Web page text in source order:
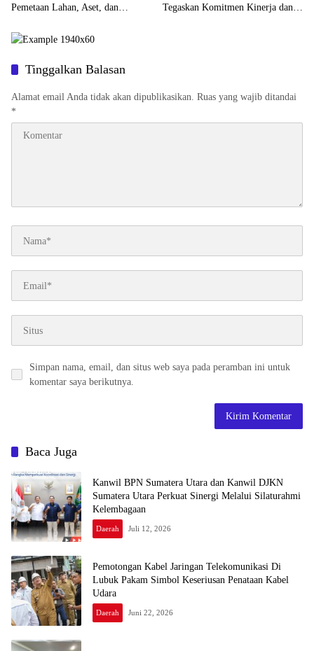
Pemetaan Lahan, Aset, dan
Karo
Tegaskan Komitmen Kinerja dan
Tinggalkan Balasan
Alamat email Anda tidak akan dipublikasikan. Ruas yang wajib ditandai
*
Simpan nama, email, dan situs web saya pada peramban ini untuk
komentar saya berikutnya.
Baca Juga
Kanwil BPN Sumatera Utara dan Kanwil DJKN
Sumatera Utara Perkuat Sinergi Melalui Silaturahmi
Kelembagaan
Daerah Juli 12, 2026
Pemotongan Kabel Jaringan Telekomunikasi Di
Lubuk Pakam Simbol Keseriusan Penataan Kabel
Udara
Daerah Juni 22, 2026